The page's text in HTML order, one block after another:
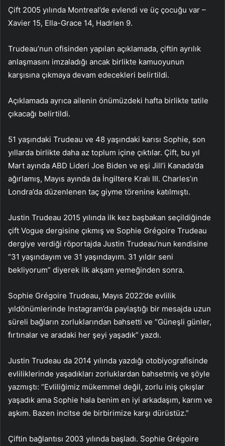
Çift 2005 yılında Montreal’de evlendi ve üç çocuğu var –
Xavier 15, Ella-Grace 14, Hadrien 9.
Trudeau’nun ofisinden yapılan açıklamada, çiftin ayrılık
anlaşmasını imzaladığı ancak birlikte kamuoyunun
karşısına çıkmaya devam edecekleri belirtildi.
Açıklamada ayrıca ailenin önümüzdeki hafta birlikte tatile
çıkacağı belirtildi.
51 yaşındaki Trudeau ve 48 yaşındaki karısı Sophie, son
yıllarda birlikte daha az toplum içine çıktılar. Çift, bu yıl
Mart ayında ABD Lideri Joe Biden ve eşi Jill’i Kanada’da
ağırlamış, Mayıs ayında da İngiltere Kralı III. Charles’ın
Londra’da düzenlenen taç giyme törenine katılmıştı.
Justin Trudeau 2015 yılında ilk kez başbakan seçildiğinde
çift Vogue dergisine çıkmış ve Sophie Grégoire Trudeau
dergiye verdiği röportajda Justin Trudeau’nun kendisine
“31 yaşındayım ve 31 yaşındayım. 31 yıldır seni
bekliyorum” diyerek ilk akşam yemeğinden sonra.
Sophie Grégoire Trudeau, Mayıs 2022’de evlilik
yıldönümlerinde Instagram’da paylaştığı bir mesajda uzun
süreli bağların zorluklarından bahsetti ve “Güneşli günler,
fırtınalar ve aradaki her şeyi yaşadık” yazdı.
Justin Trudeau da 2014 yılında yazdığı otobiyografisinde
evliliklerinde yaşadıkları zorluklardan bahsetmiş ve şöyle
yazmıştı: “Evliliğimiz mükemmel değil, zorlu iniş çıkışlar
yaşadık ama Sophie hala benim en iyi arkadaşım, karım ve
aşkım. Bazen incitse de birbirimize karşı dürüstüz.”
Çiftin bağlantısı 2003 yılında başladı. Sophie Grégoire